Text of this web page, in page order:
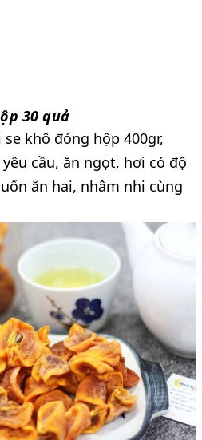
30 quả
khô đóng hộp 400gr,
cầu, ăn ngọt, hơi có độ
ăn hai, nhâm nhi cùng